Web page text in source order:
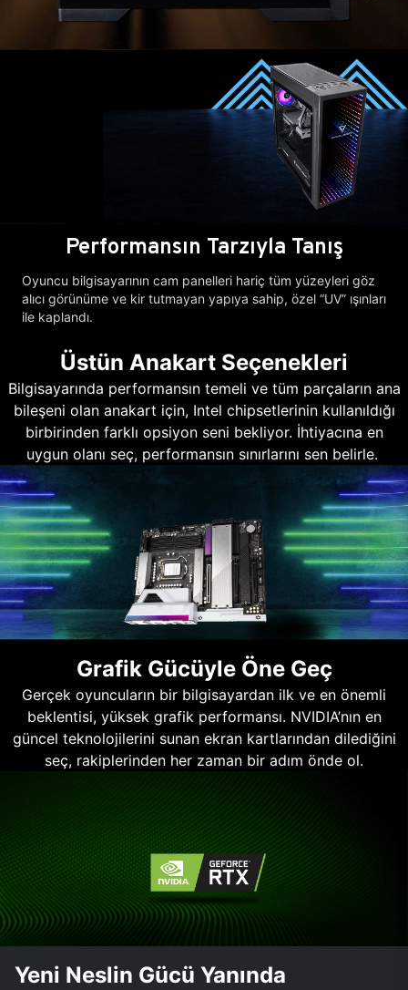
Performansın Tarzıyla Tanış
Oyuncu bilgisayarının cam panelleri hariç tüm yüzeyleri göz
alıcı görünüme ve kir tutmayan yapıya sahip, özel “UV” ışınları
ile kaplandı.
Üstün Anakart Seçenekleri
Bilgisayarında performansın temeli ve tüm parçaların ana
bileşeni olan anakart için, Intel chipsetlerinin kullanıldığı
birbirinden farklı opsiyon seni bekliyor. İhtiyacına en
uygun olanı seç, performansın sınırlarını sen belirle.
Grafik Gücüyle Öne Geç
Gerçek oyuncuların bir bilgisayardan ilk ve en önemli
beklentisi, yüksek grafik performansı. NVIDIA’nın en
güncel teknolojilerini sunan ekran kartlarından dilediğini
seç, rakiplerinden her zaman bir adım önde ol.
Yeni Neslin Gücü Yanında